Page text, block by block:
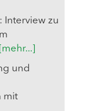
Interview zu
[mehr...]
und
mit